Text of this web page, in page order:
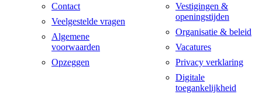
Contact
Veelgestelde vragen
Algemene
voorwaarden
Opzeggen
Vestigingen &
openingstijden
Organisatie & beleid
Vacatures
Privacy verklaring
Digitale
toegankelijkheid